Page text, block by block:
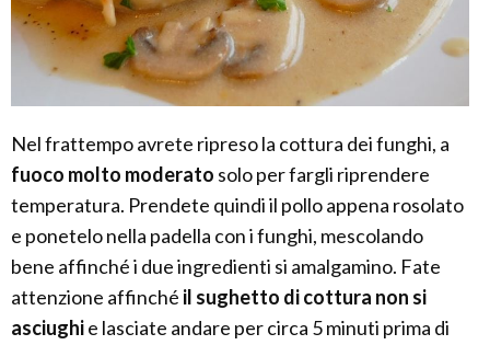
Nel frattempo avrete ripreso la cottura dei funghi, a
fuoco molto moderato solo per fargli riprendere
temperatura. Prendete quindi il pollo appena rosolato
e ponetelo nella padella con i funghi, mescolando
bene affinché i due ingredienti si amalgamino. Fate
attenzione affinché il sughetto di cottura non si
asciughie lasciate andare per circa 5 minuti prima di